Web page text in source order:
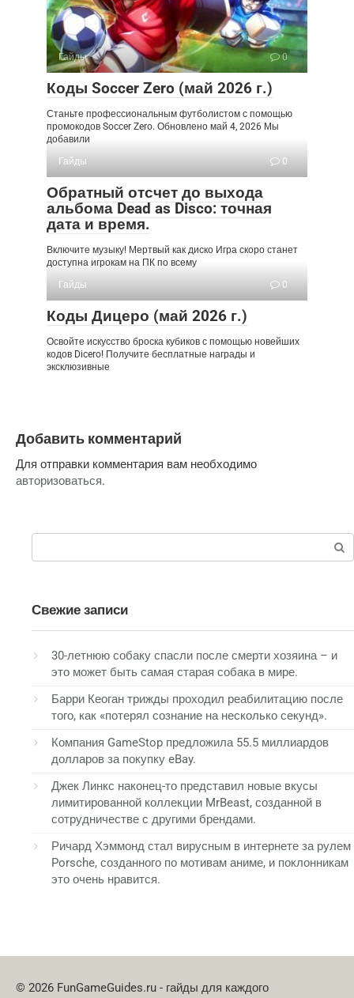
Гайды 0
Коды Soccer Zero (май 2026 г.)
Станьте профессиональным футболистом с помощью
промокодов Soccer Zero. Обновлено май 4, 2026 Мы
добавили
Гайды
0
Обратный отсчет до выхода
альбома Dead as Disco: точная
дата и время.
Включите музыку! Мертвый как диско Игра скоро станет
доступна игрокам на ПК по всему
Гайды
0
Коды Дицеро (май 2026 г.)
Освойте искусство броска кубиков с помощью новейших
кодов Dicero! Получите бесплатные награды и
эксклюзивные
Добавить комментарий
Для отправки комментария вам необходимо
авторизоваться.
Поиск:
Свежие записи
30-летнюю собаку спасли после смерти хозяина – и
это может быть самая старая собака в мире.
Барри Кеоган трижды проходил реабилитацию после
того, как «потерял сознание на несколько секунд».
Компания GameStop предложила 55.5 миллиардов
долларов за покупку eBay.
Джек Линкс наконец-то представил новые вкусы
лимитированной коллекции MrBeast, созданной в
сотрудничестве с другими брендами.
Ричард Хэммонд стал вирусным в интернете за рулем
Porsche, созданного по мотивам аниме, и поклонникам
это очень нравится.
© 2026 FunGameGuides.ru - гайды для каждого